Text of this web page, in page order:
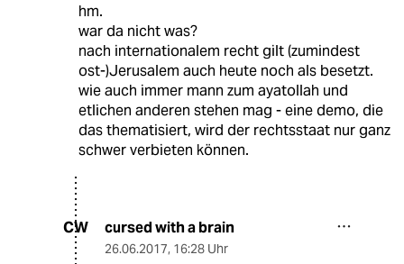
hm.
war da nicht was?
nach internationalem recht gilt (zumindest
ost-)Jerusalem auch heute noch als besetzt.
wie auch immer mann zum ayatollah und
etlichen anderen stehen mag - eine demo, die
das thematisiert, wird der rechtsstaat nur ganz
schwer verbieten können.
CW cursed with a brain
26.06.2017, 16:28 Uhr